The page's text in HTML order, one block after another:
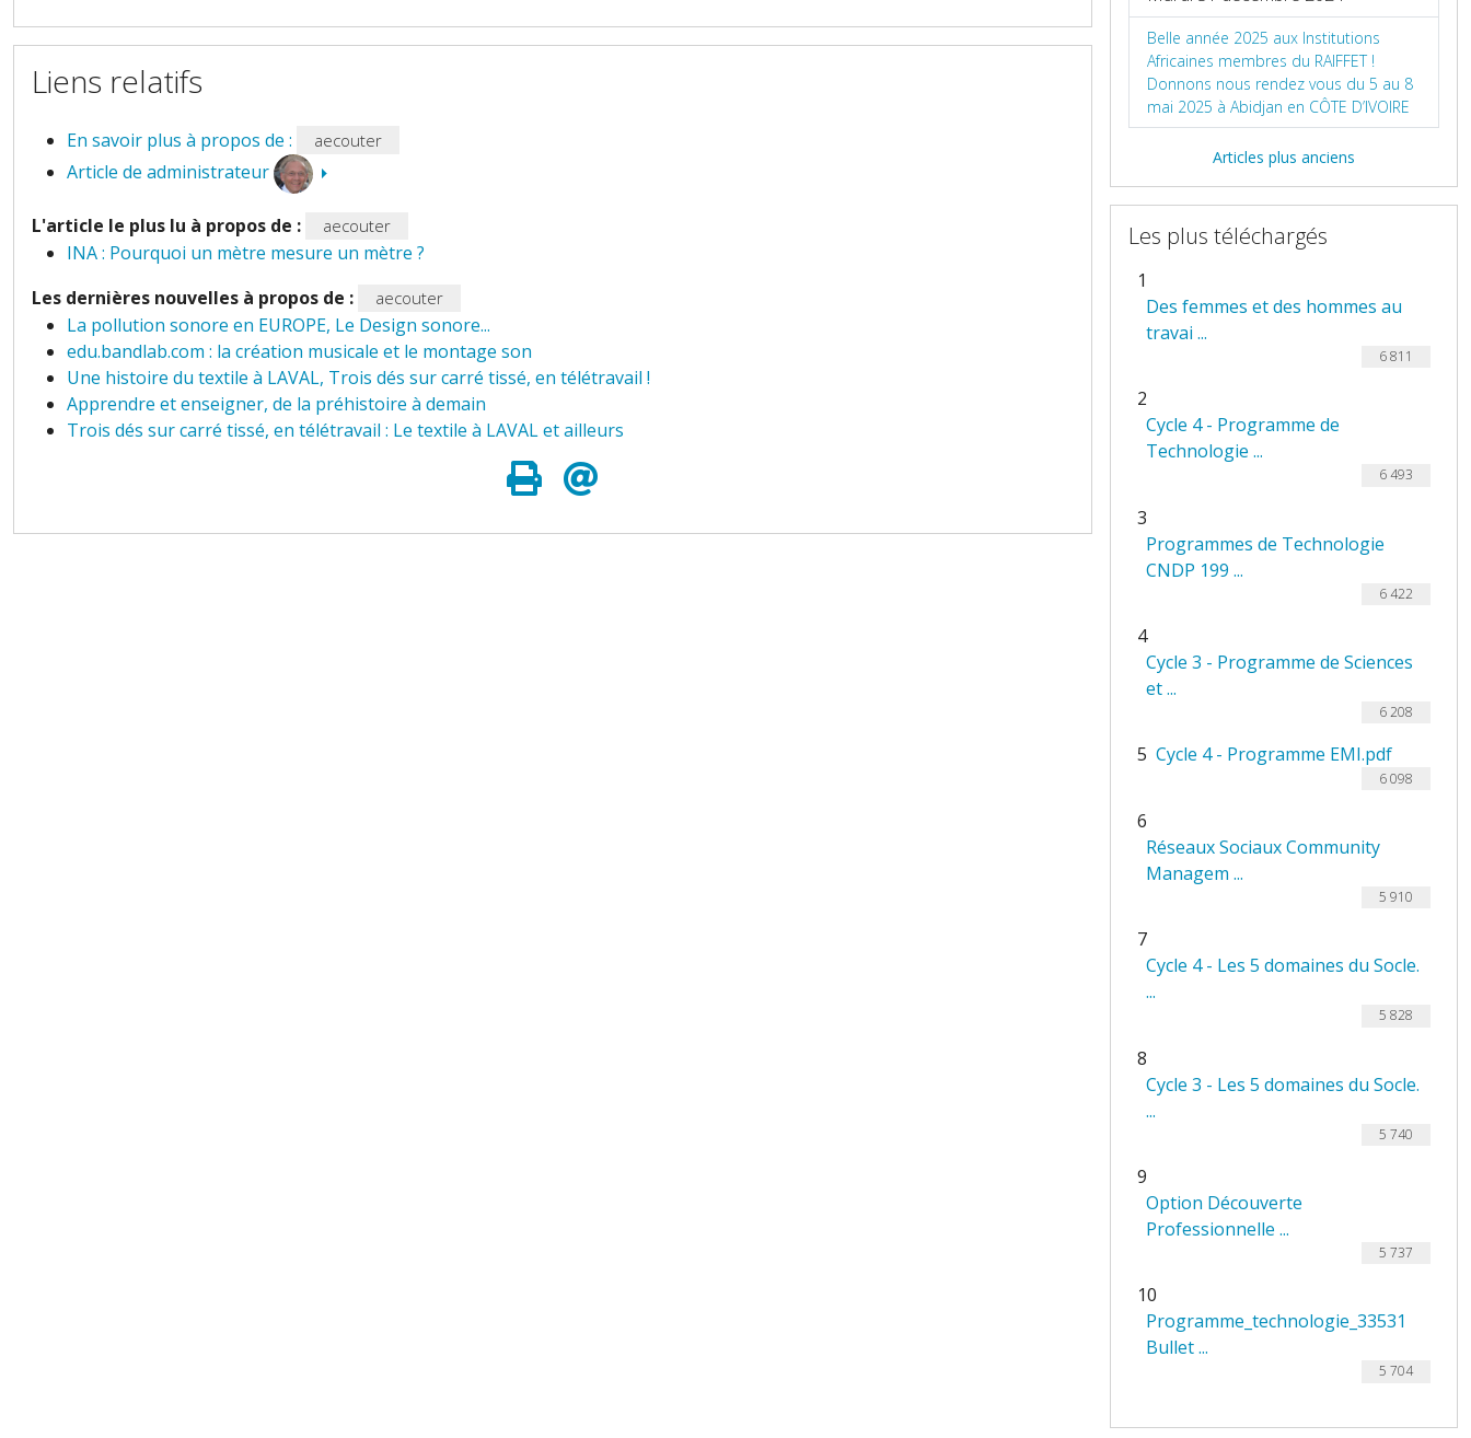
Liens relatifs
En savoir plus à propos de : aecouter
Article de administrateur
L'article le plus lu à propos de : aecouter
INA : Pourquoi un mètre mesure un mètre ?
Les dernières nouvelles à propos de :
aecouter
La pollution sonore en EUROPE, Le Design sonore...
edu.bandlab.com : la création musicale et le montage son
Une histoire du textile à LAVAL, Trois dés sur carré tissé, en télétravail !
Apprendre et enseigner, de la préhistoire à demain
Trois dés sur carré tissé, en télétravail : Le textile à LAVAL et ailleurs
Belle année 2025 aux Institutions
Africaines membres du RAIFFET !
Donnons nous rendez vous du 5 au 8
mai 2025 à Abidjan en CÔTE D’IVOIRE
Articles plus anciens
Les plus téléchargés
1
Des femmes et des hommes au
travai ...
6 811
2
Cycle 4 - Programme de
Technologie ...
6 493
3
Programmes de Technologie
CNDP 199 ...
6 422
4
Cycle 3 - Programme de Sciences
et ...
6 208
5 Cycle 4 - Programme EMI.pdf
6 098
6
Réseaux Sociaux Community
Managem ...
5 910
7
Cycle 4 - Les 5 domaines du Socle.
...
5 828
8
Cycle 3 - Les 5 domaines du Socle.
...
5 740
9
Option Découverte
Professionnelle ...
5 737
10
Programme_technologie_33531
Bullet ...
5 704